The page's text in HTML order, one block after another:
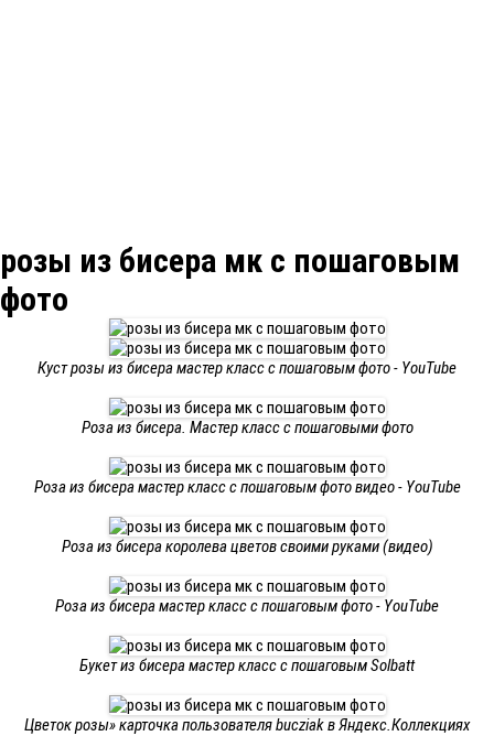
розы из бисера мк с пошаговым
фото
Куст розы из бисера мастер класс с пошаговым фото - YouTube
Роза из бисера. Мастер класс с пошаговыми фото
Роза из бисера мастер класс с пошаговым фото видео - YouTube
Роза из бисера королева цветов своими руками (видео)
Роза из бисера мастер класс с пошаговым фото - YouTube
Букет из бисера мастер класс с пошаговым Solbatt
Цветок розы» карточка пользователя bucziak в Яндекс.Коллекциях